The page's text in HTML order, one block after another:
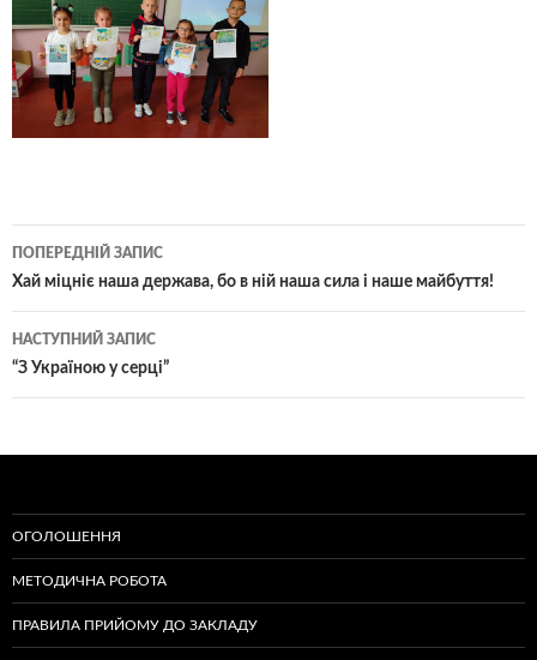
Навігація
по
записам
ПОПЕРЕДНІЙ ЗАПИС
Хай міцніє наша держава, бо в ній наша сила і наше майбуття!
НАСТУПНИЙ ЗАПИС
“З Україною у серці”
ОГОЛОШЕННЯ
МЕТОДИЧНА РОБОТА
ПРАВИЛА ПРИЙОМУ ДО ЗАКЛАДУ